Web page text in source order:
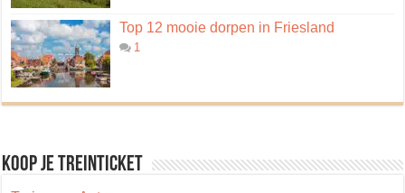
Top 12 mooie dorpen in Friesland
1
Koop je treinticket